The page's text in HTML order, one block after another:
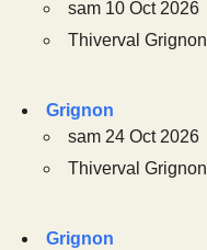
sam 10 Oct 2026
Thiverval Grignon
Grignon
sam 24 Oct 2026
Thiverval Grignon
Grignon